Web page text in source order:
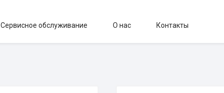
Сервисное обслуживание О нас Контакты